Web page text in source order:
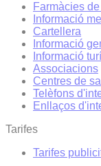
Farmàcies
Informació
Cartellera
Informació
Informació
Associacions
Centres de
Telèfons
Enllaços
Tarifes
Tarifes